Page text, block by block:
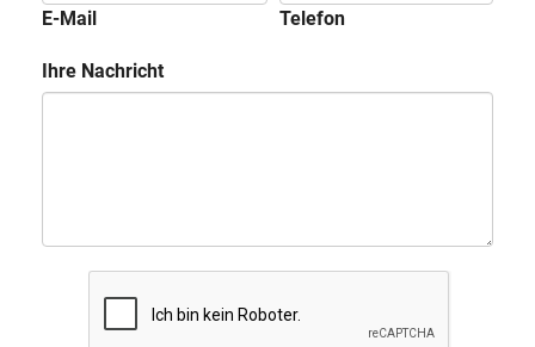
E-Mail Telefon
Ihre Nachricht